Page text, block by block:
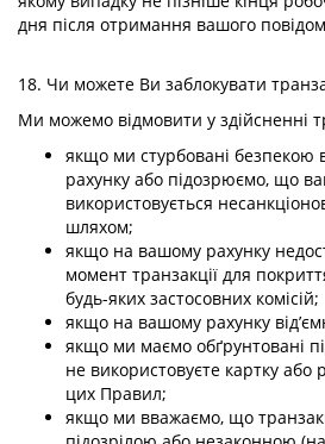
дня після отримання вашого
18. Чи можете Ви заблокувати
Ми можемо відмовити у здійсненні
якщо ми стурбовані безпекою
рахунку або підозрюємо, що
використовується
шляхом;
якщо на вашому рахунку
момент транзакції для
будь-яких застосовних комісій;
якщо на вашому рахунку
якщо ми маємо обґрунтовані
не використовуєте картку або
цих Правил;
якщо ми вважаємо, що